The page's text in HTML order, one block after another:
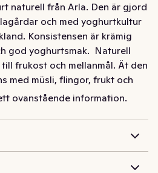
naturell från Arla. Den är gjord
och med yoghurtkultur
Konsistensen är krämig
god yoghurtsmak.  Naturell
frukost och mellanmål. Ät den
med müsli, flingor, frukt och
garanterar att produkten är
och med yoghurtkultur
ovanstående information.